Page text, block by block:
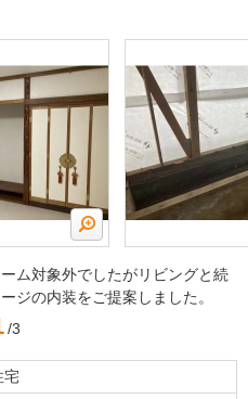
ム対象外でしたがリビングと続
ジの内装をご提案しました。
/3
宅